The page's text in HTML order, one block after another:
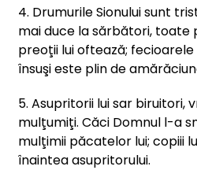
4. Drumurile Sionului sunt
mai duce la sărbători, toate
preoţii lui oftează; fecioarele
însuşi este plin de
5. Asupritorii lui sar biruitori,
mulţumiţi. Căci Domnul l-a
mulţimii păcatelor lui; copiii
înaintea asupritorului.